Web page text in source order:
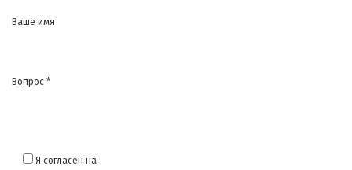
Ваше имя
Вопрос *
Я согласен на